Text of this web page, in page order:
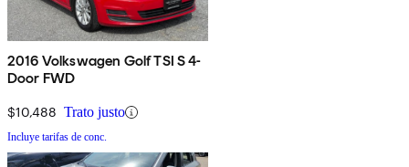
2016 Volkswagen Golf TSI S 4-
Door FWD
$10,488 Trato justo
Incluye tarifas de conc.